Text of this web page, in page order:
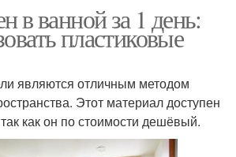
в ванной за 1 день:
пластиковые
являются отличным методом
Этот материал доступен
как он по стоимости дешёвый.